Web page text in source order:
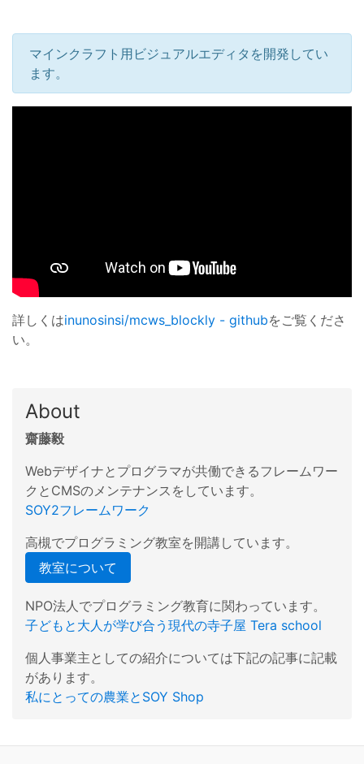
マインクラフト用ビジュアルエディタを開発してい
ます。
詳しくはinunosinsi/mcws_blockly - githubをご覧くださ
い。
About
齋藤毅
Webデザイナとプログラマが共働できるフレームワー
クとCMSのメンテナンスをしています。
SOY2フレームワーク
高槻でプログラミング教室を開講しています。
教室について
NPO法人でプログラミング教育に関わっています。
子どもと大人が学び合う現代の寺子屋 Tera school
個人事業主としての紹介については下記の記事に記載
があります。
私にとっての農業とSOY Shop